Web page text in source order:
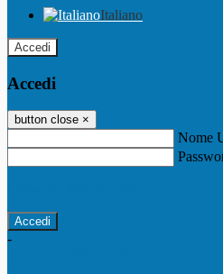
Italiano
Accedi
Accedi
button close ×
Nome
-